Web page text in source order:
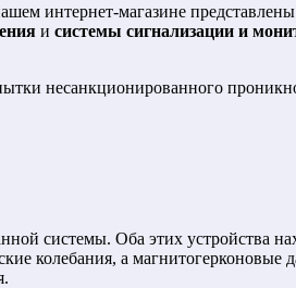
интернет-магазине представлены
и системы сигнализации и
несанкционированного
системы. Оба этих устройства
колебания, а магнитогерконовые